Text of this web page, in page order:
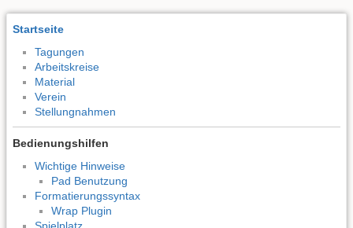
Startseite
Tagungen
Arbeitskreise
Material
Verein
Stellungnahmen
Bedienungshilfen
Wichtige Hinweise
Pad Benutzung
Formatierungssyntax
Wrap Plugin